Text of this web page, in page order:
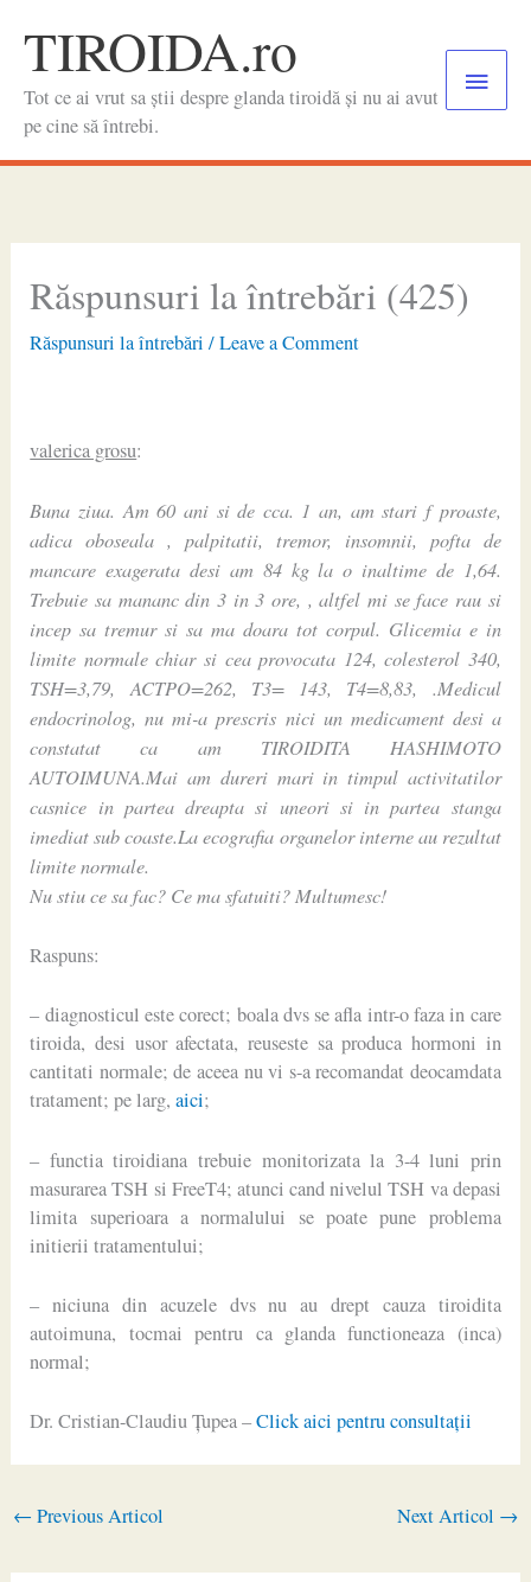
contentTIROIDA.ro
Tot ce ai vrut sa știi despre glanda tiroidă și nu ai avut
pe cine să întrebi.
Main
Răspunsuri la întrebări (425)
Răspunsuri la întrebări /Leave a Comment
valerica grosu:
Buna ziua. Am 60 ani si de cca. 1 an, am stari f proaste,
adica oboseala , palpitatii, tremor, insomnii, pofta de
mancare exagerata desi am 84 kg la o inaltime de 1,64.
Trebuie sa mananc din 3 in 3 ore, , altfel mi se face rau si
incep sa tremur si sa ma doara tot corpul. Glicemia e in
limite normale chiar si cea provocata 124, colesterol 340,
TSH=3,79, ACTPO=262, T3= 143, T4=8,83, .Medicul
endocrinolog, nu mi-a prescris nici un medicament desi a
constatat ca am TIROIDITA HASHIMOTO
AUTOIMUNA.Mai am dureri mari in timpul activitatilor
casnice in partea dreapta si uneori si in partea stanga
imediat sub coaste.La ecografia organelor interne au rezultat
limite normale.
Nu stiu ce sa fac? Ce ma sfatuiti? Multumesc!
Raspuns:
– diagnosticul este corect; boala dvs se afla intr-o faza in care
tiroida, desi usor afectata, reuseste sa produca hormoni in
cantitati normale; de aceea nu vi s-a recomandat deocamdata
tratament; pe larg,aici;
– functia tiroidiana trebuie monitorizata la 3-4 luni prin
masurarea TSH si FreeT4; atunci cand nivelul TSH va depasi
limita superioara a normalului se poate pune problema
initierii tratamentului;
– niciuna din acuzele dvs nu au drept cauza tiroidita
autoimuna, tocmai pentru ca glanda functioneaza (inca)
normal;
Dr. Cristian-Claudiu Ţupea –Click aici pentru consultaţii
← Previous Articol Next Articol →